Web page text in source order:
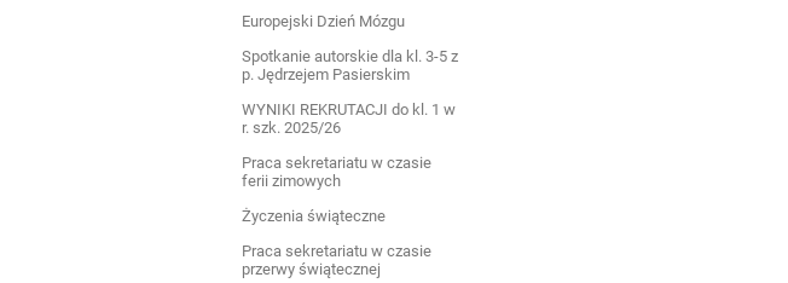
Europejski Dzień Mózgu
Spotkanie autorskie dla kl. 3-5 z
p. Jędrzejem Pasierskim
WYNIKI REKRUTACJI do kl. 1 w
r. szk. 2025/26
Praca sekretariatu w czasie
ferii zimowych
Życzenia świąteczne
Praca sekretariatu w czasie
przerwy świątecznej